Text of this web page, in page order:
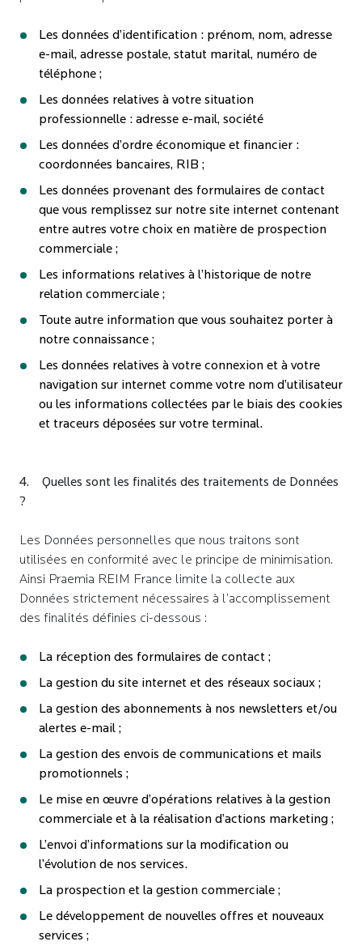
Les données d’identification : prénom, nom, adresse
e-mail, adresse postale, statut marital, numéro de
téléphone ;
Les données relatives à votre situation
professionnelle : adresse e-mail, société
Les données d’ordre économique et financier :
coordonnées bancaires, RIB ;
Les données provenant des formulaires de contact
que vous remplissez sur notre site internet contenant
entre autres votre choix en matière de prospection
commerciale ;
Les informations relatives à l’historique de notre
relation commerciale ;
Toute autre information que vous souhaitez porter à
notre connaissance ;
Les données relatives à votre connexion et à votre
navigation sur internet comme votre nom d’utilisateur
ou les informations collectées par le biais des cookies
et traceurs déposées sur votre terminal.
4. Quelles sont les finalités des traitements de Données
?
Les Données personnelles que nous traitons sont
utilisées en conformité avec le principe de minimisation.
Ainsi Praemia REIM France limite la collecte aux
Données strictement nécessaires à l’accomplissement
des finalités définies ci-dessous :
La réception des formulaires de contact ;
La gestion du site internet et des réseaux sociaux ;
La gestion des abonnements à nos newsletters et/ou
alertes e-mail ;
La gestion des envois de communications et mails
promotionnels ;
Le mise en œuvre d’opérations relatives à la gestion
commerciale et à la réalisation d’actions marketing ;
L’envoi d’informations sur la modification ou
l’évolution de nos services.
La prospection et la gestion commerciale ;
Le développement de nouvelles offres et nouveaux
services ;